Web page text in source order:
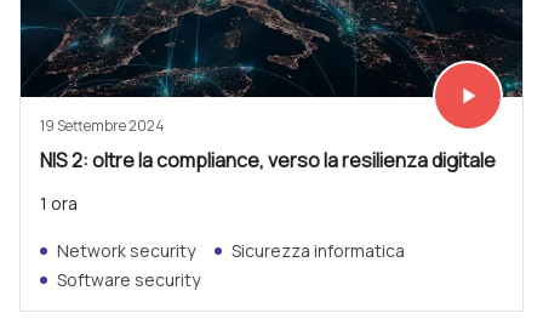
Vedi subito
play_arrow
19 Settembre 2024
NIS 2: oltre la compliance, verso la resilienza digitale
1 ora
Network security
Sicurezza informatica
Software security